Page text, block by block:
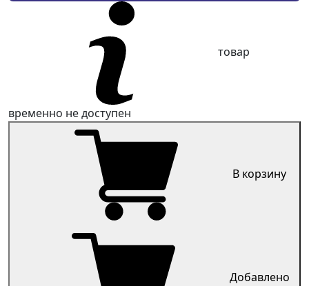
товар
временно не доступен
В корзину
Добавлено